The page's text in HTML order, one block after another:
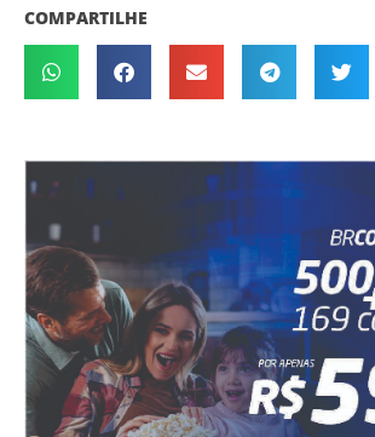
COMPARTILHE